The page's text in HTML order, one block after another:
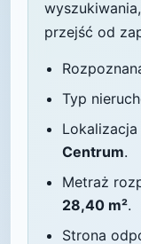
przejść od
Typ
Centrum.
Metraż
28,40 m².
Strona